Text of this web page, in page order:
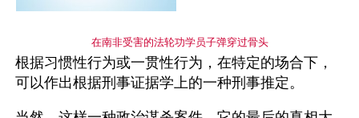
在南非受害的法轮功学员子弹穿过骨头
根据习惯性行为或一贯性行为，在特定的场合下，
可以作出根据刑事证据学上的一种刑事推定。